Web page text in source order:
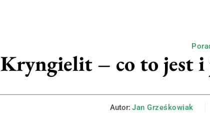
Kryngielit – co to jest i
Autor: Jan Grześkowiak